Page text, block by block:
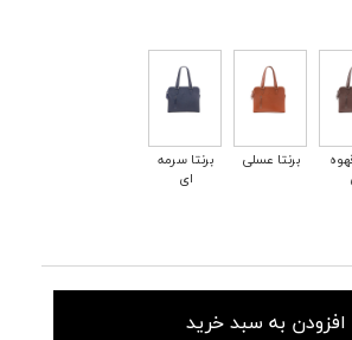
برنتا عسلی
برنتا سرمه
ای
افزودن به سبد خرید